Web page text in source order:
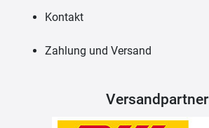
Kontakt
Zahlung und Versand
Versandpartner